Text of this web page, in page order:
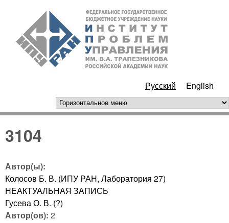
Перейти к основному
содержанию
РАН
Русский English
горизонтальное меню
3104
Автор(ы):
Колосов Б. В. (ИПУ РАН, Лаборатория 27)
НЕАКТУАЛЬНАЯ ЗАПИСЬ
Гусева О. В. (?)
Автор(ов): 2